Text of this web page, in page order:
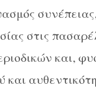
στις
και,